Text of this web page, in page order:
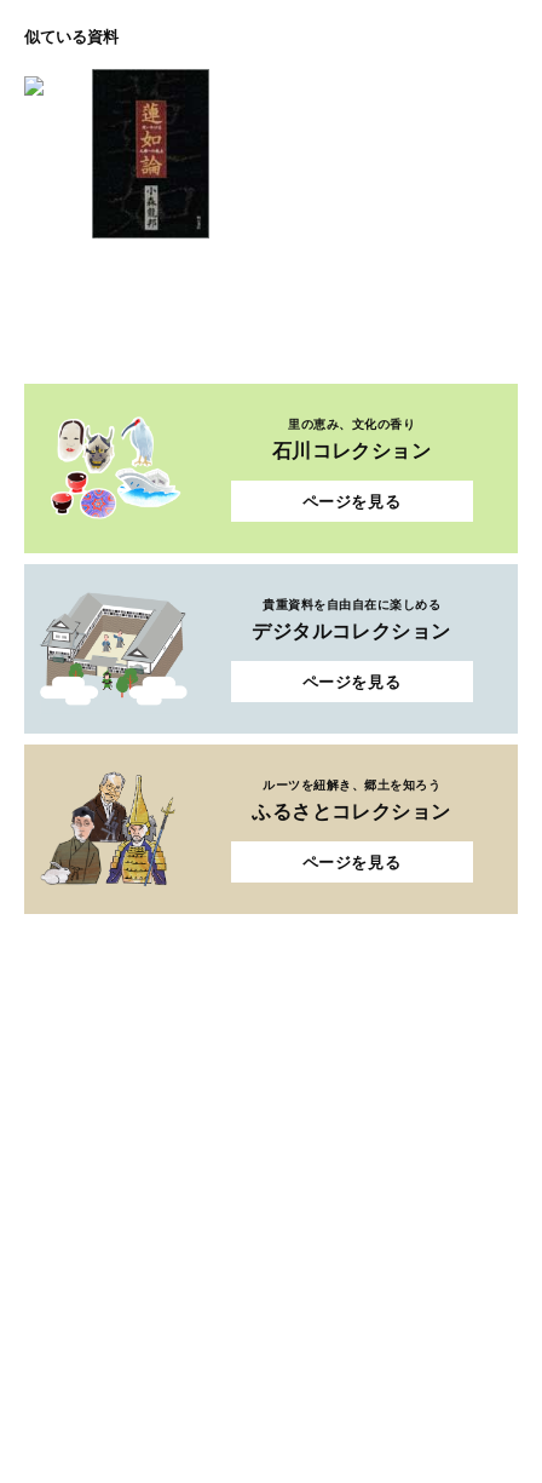
似ている資料
里の恵み、文化の香り
石川コレクション
ページを見る
貴重資料を自由自在に楽しめる
デジタルコレクション
ページを見る
ルーツを紐解き、郷土を知ろう
ふるさとコレクション
ページを見る